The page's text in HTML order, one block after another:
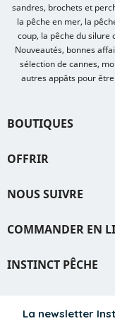
La newsletter
sandres, brochets et
la pêche en mer, la
coup, la pêche du silure
Nouveautés, bonnes
sélection de cannes,
autres appâts pour
BOUTIQUES
OFFRIR
NOUS SUIVRE
COMMANDER EN
INSTINCT PÊCHE